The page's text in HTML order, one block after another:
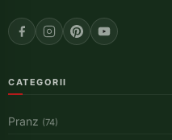
CATEGORII
Pranz (74)